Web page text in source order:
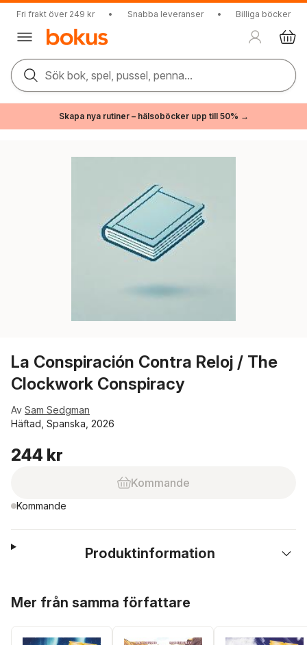
Fri frakt över 249 kr • Snabba leveranser • Billiga böcker
Sök bok, spel, pussel, penna...
Skapa nya rutiner – hälsoböcker upp till 50% →
La Conspiración Contra Reloj / The
Clockwork Conspiracy
Av Sam Sedgman
Häftad, Spanska, 2026
244 kr
Kommande
Kommande
Produktinformation
Mer från samma författare